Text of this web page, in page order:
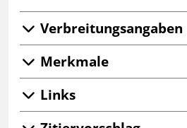
Verbreitungsangaben
Merkmale
Links